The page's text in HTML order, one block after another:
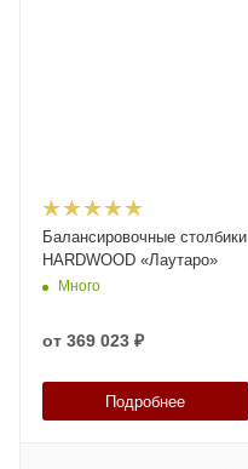
Балансировочные столбики
HARDWOOD «Лаутаро»
Много
от 369 023 ₽
Подробнее